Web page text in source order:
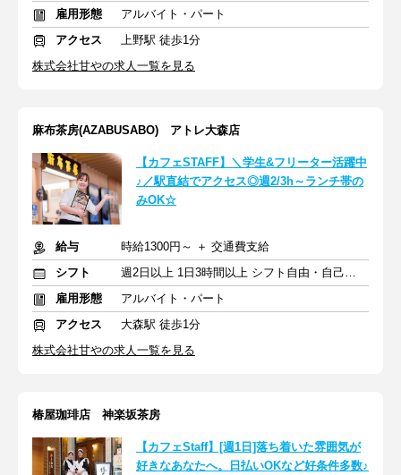
雇用形態
アルバイト・パート
アクセス
上野駅 徒歩1分
株式会社甘やの求人一覧を見る
麻布茶房(AZABUSABO) アトレ大森店
【カフェSTAFF】＼学生&フリーター活躍中
♪／駅直結でアクセス◎週2/3h～ランチ帯の
みOK☆
給与
時給1300円～ ＋ 交通費支給
シフト
週2日以上 1日3時間以上 シフト自由・自己申告
雇用形態
アルバイト・パート
アクセス
大森駅 徒歩1分
株式会社甘やの求人一覧を見る
椿屋珈琲店 神楽坂茶房
【カフェStaff】[週1日]落ち着いた雰囲気が
好きなあなたへ。日払いOKなど好条件多数♪